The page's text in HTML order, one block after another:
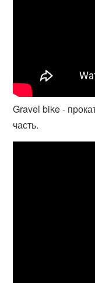
Gravel bike -
часть.